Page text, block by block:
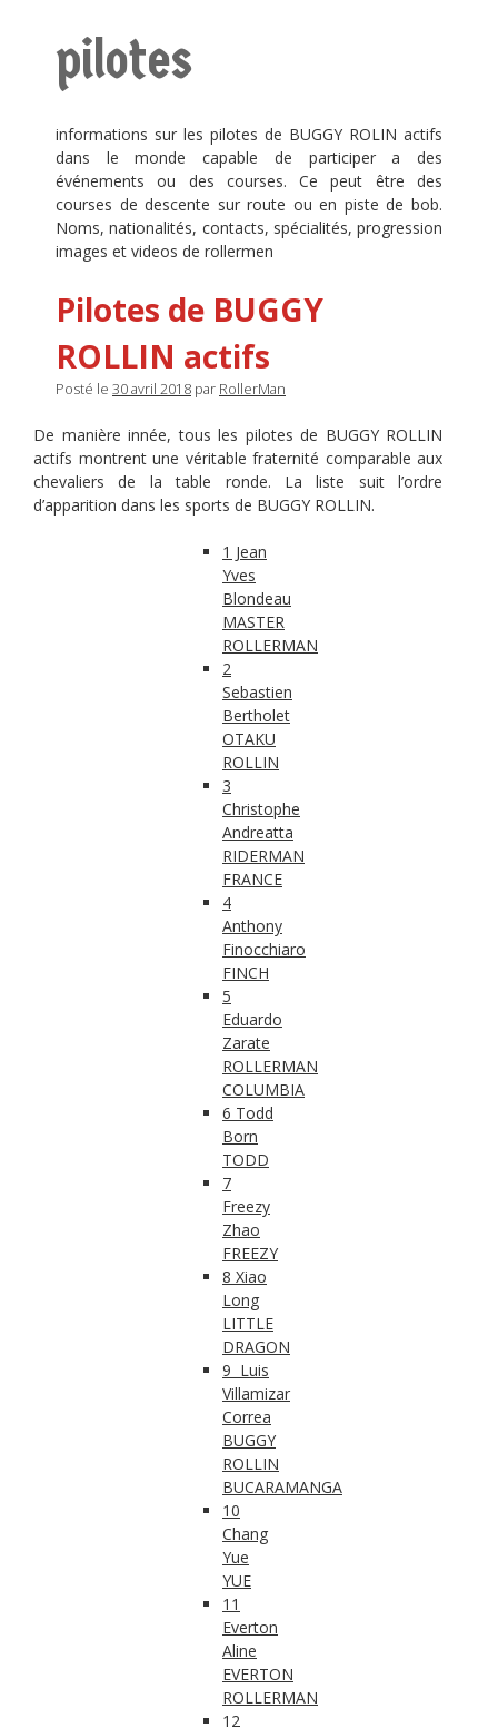
pilotes
informations sur les pilotes de BUGGY ROLIN actifs
dans le monde capable de participer a des
événements ou des courses. Ce peut être des
courses de descente sur route ou en piste de bob.
Noms, nationalités, contacts, spécialités, progression
images et videos de rollermen
Pilotes de BUGGY
ROLLIN actifs
Posté le 30 avril 2018 par RollerMan
De manière innée, tous les pilotes de BUGGY ROLLIN
actifs montrent une véritable fraternité comparable aux
chevaliers de la table ronde. La liste suit l’ordre
d’apparition dans les sports de BUGGY ROLLIN.
1 Jean
Yves
Blondeau
MASTER
ROLLERMAN
2
Sebastien
Bertholet
OTAKU
ROLLIN
3
Christophe
Andreatta
RIDERMAN
FRANCE
4
Anthony
Finocchiaro
FINCH
5
Eduardo
Zarate
ROLLERMAN
COLUMBIA
6 Todd
Born
TODD
7
Freezy
Zhao
FREEZY
8 Xiao
Long
LITTLE
DRAGON
9 Luis
Villamizar
Correa
BUGGY
ROLLIN
BUCARAMANGA
10
Chang
Yue
YUE
11
Everton
Aline
EVERTON
ROLLERMAN
12